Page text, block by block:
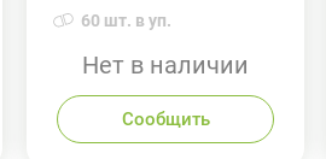
60 шт. в уп.
Нет в наличии
Сообщить